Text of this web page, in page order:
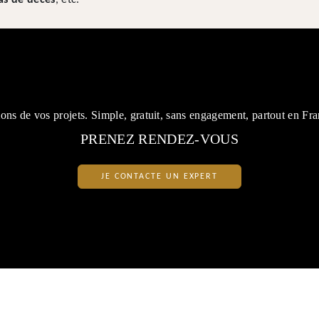
de vos projets. Simple, gratuit, sans engagement, partout en
PRENEZ RENDEZ-VOUS
JE CONTACTE UN EXPERT